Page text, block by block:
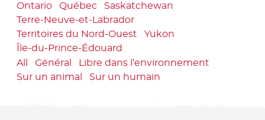
Ontario
Québec
Saskatchewan
Terre-Neuve-et-Labrador
Territoires du Nord-Ouest
Yukon
Île-du-Prince-Édouard
All
Général
Libre dans l’environnement
Sur un animal
Sur un humain